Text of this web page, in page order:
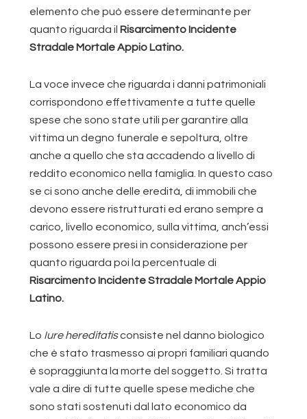
elemento che può essere determinante per
quanto riguarda il Risarcimento Incidente
Stradale Mortale Appio Latino.
La voce invece che riguarda i danni patrimoniali
corrispondono effettivamente a tutte quelle
spese che sono state utili per garantire alla
vittima un degno funerale e sepoltura, oltre
anche a quello che sta accadendo a livello di
reddito economico nella famiglia. In questo caso
se ci sono anche delle eredità, di immobili che
devono essere ristrutturati ed erano sempre a
carico, livello economico, sulla vittima, anch’essi
possono essere presi in considerazione per
quanto riguarda poi la percentuale di
Risarcimento Incidente Stradale Mortale Appio
Latino.
Lo Iure hereditatisconsiste nel danno biologico
che è stato trasmesso ai propri familiari quando
è sopraggiunta la morte del soggetto. Si tratta
vale a dire di tutte quelle spese mediche che
sono stati sostenuti dal lato economico da